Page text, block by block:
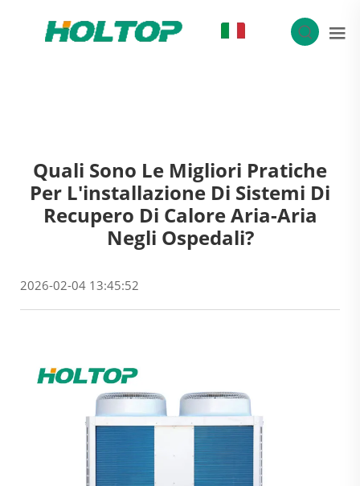
Quali Sono Le Migliori Pratiche
Per L'installazione Di Sistemi Di
Recupero Di Calore Aria-Aria
Negli Ospedali?
2026-02-04 13:45:52